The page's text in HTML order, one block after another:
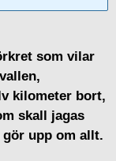
som vilar
kilometer bort,
skall jagas
gör upp om allt.